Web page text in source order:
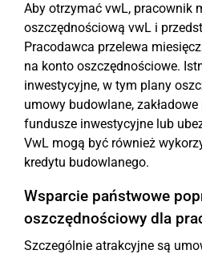
Aby otrzymać vwL, pracownik
oszczędnościową vwL i
Pracodawca przelewa
na konto oszczędnościowe.
inwestycyjne, w tym plany
umowy budowlane,
fundusze inwestycyjne lub
VwL mogą być również
kredytu budowlanego.
Wsparcie państwowe
oszczędnościowy dla
Szczególnie atrakcyjne są